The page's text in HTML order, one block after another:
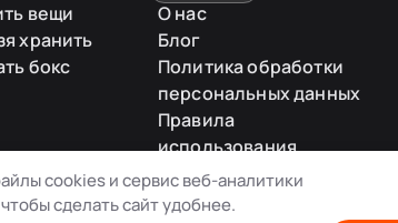
вещи
хранить
бокс
О нас
Блог
Политика обработки
персональных данных
Правила
использования
промокодов
Карта сайта
cookies и сервис веб-аналитики
сделать сайт удобнее.